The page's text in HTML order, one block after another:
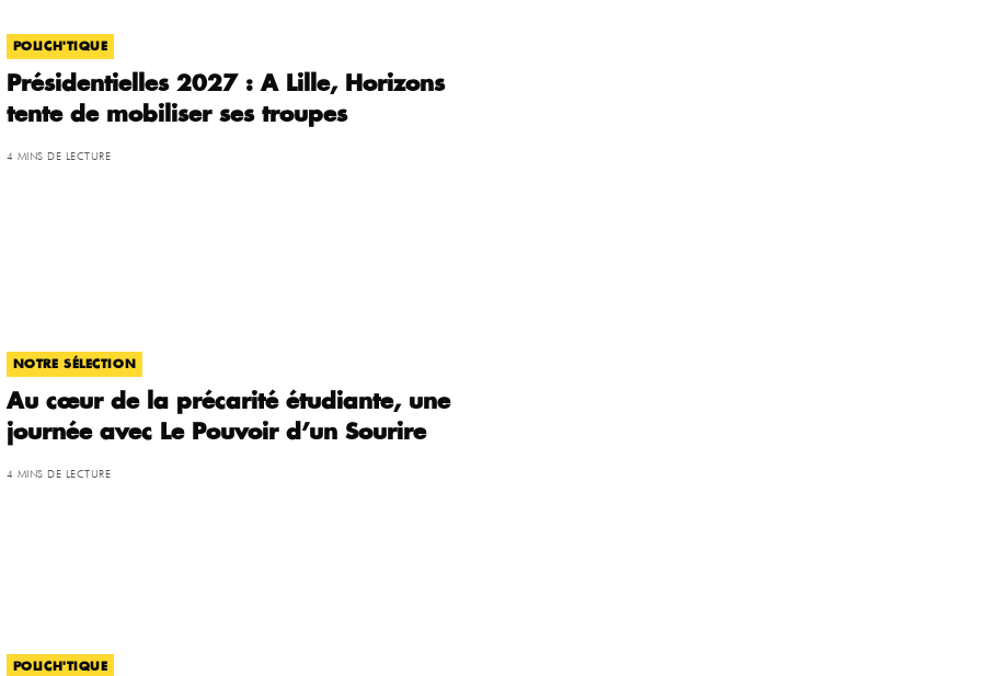
POLICH'TIQUE
Présidentielles 2027 : A Lille, Horizons
tente de mobiliser ses troupes
4 MINS DE LECTURE
NOTRE SÉLECTION
Au cœur de la précarité étudiante, une
journée avec Le Pouvoir d’un Sourire
4 MINS DE LECTURE
POLICH'TIQUE